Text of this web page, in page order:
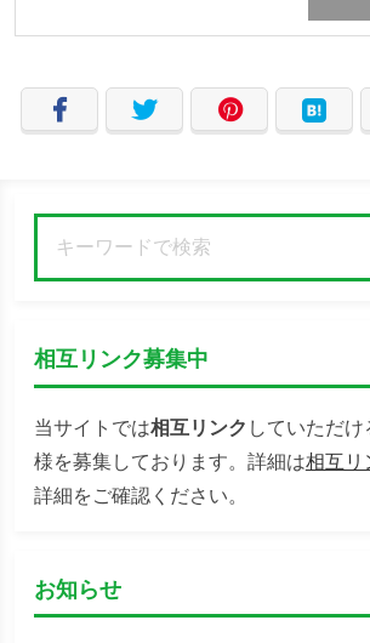
相互リンク募集中
当サイトでは相互リンク していただ
様を募集しております。詳細は相互リ
詳細をご確認ください。
お知らせ